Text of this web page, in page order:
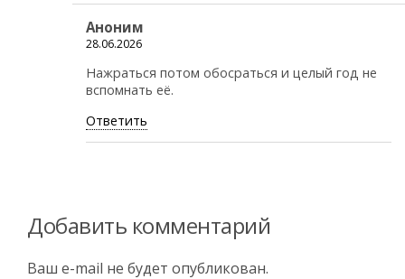
Аноним
28.06.2026
Нажраться потом обосраться и целый год не
вспомнать её.
Ответить
Добавить комментарий
Ваш e-mail не будет опубликован.